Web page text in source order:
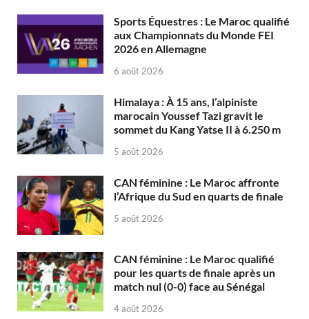
Sports Équestres : Le Maroc qualifié
aux Championnats du Monde FEI
2026 en Allemagne
6 août 2026
Himalaya : À 15 ans, l’alpiniste
marocain Youssef Tazi gravit le
sommet du Kang Yatse II à 6.250 m
5 août 2026
CAN féminine : Le Maroc affronte
l’Afrique du Sud en quarts de finale
5 août 2026
CAN féminine : Le Maroc qualifié
pour les quarts de finale après un
match nul (0-0) face au Sénégal
4 août 2026